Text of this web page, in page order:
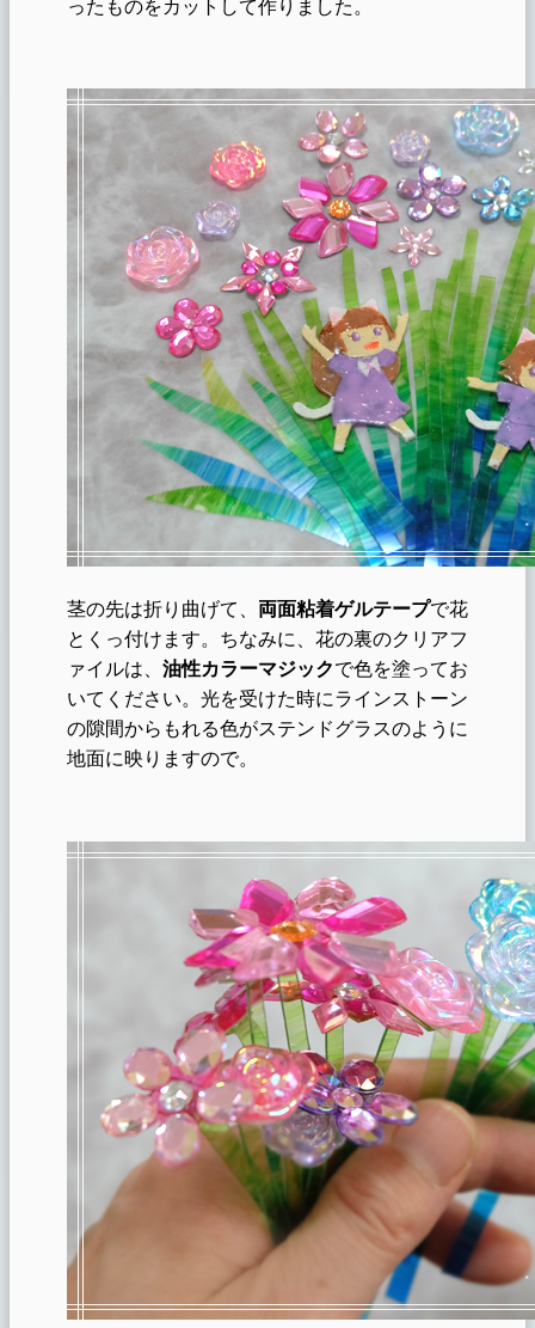
ったものをカットして作りました。
茎の先は折り曲げて、 両面粘着ゲルテープで花
とくっ付けます。ちなみに、花の裏のクリアフ
ァイルは、 油性カラーマジックで色を塗ってお
いてください。光を受けた時にラインストーン
の隙間からもれる色がステンドグラスのように
地面に映りますので。